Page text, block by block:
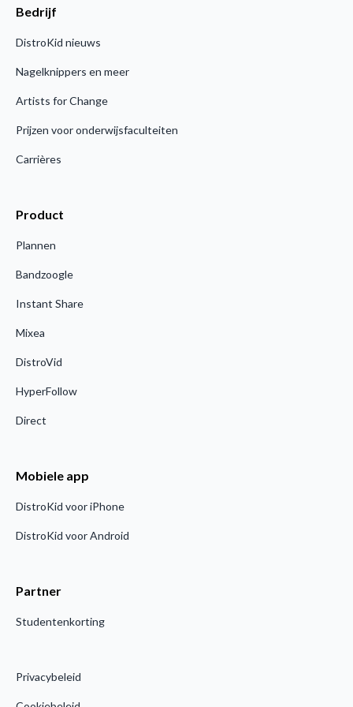
Bedrijf
DistroKid nieuws
Nagelknippers en meer
Artists for Change
Prijzen voor onderwijsfaculteiten
Carrières
Product
Plannen
Bandzoogle
Instant Share
Mixea
DistroVid
HyperFollow
Direct
Mobiele app
DistroKid voor iPhone
DistroKid voor Android
Partner
Studentenkorting
Privacybeleid